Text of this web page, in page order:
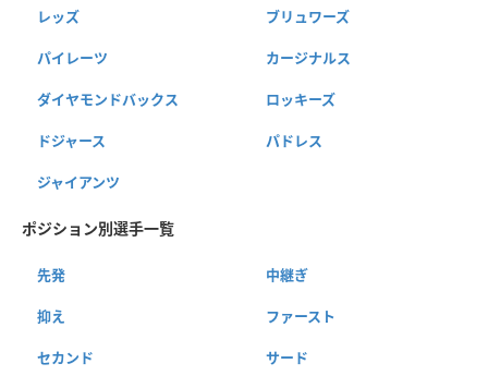
レッズ ブリュワーズ
パイレーツ カージナルス
ダイヤモンドバックス ロッキーズ
ドジャース パドレス
ジャイアンツ
ポジション別選手一覧
先発 中継ぎ
抑え ファースト
セカンド サード